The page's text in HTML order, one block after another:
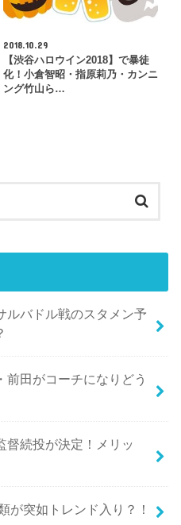
2018.10.29
【渋谷ハロウイン2018】で暴徒
化！小倉智昭・指原莉乃・カンニ
ング竹山ら…
ルバドル戦のスタメン予
前田がコーチになりどう
督続投が決定！メリッ
が突如トレンド入り？！